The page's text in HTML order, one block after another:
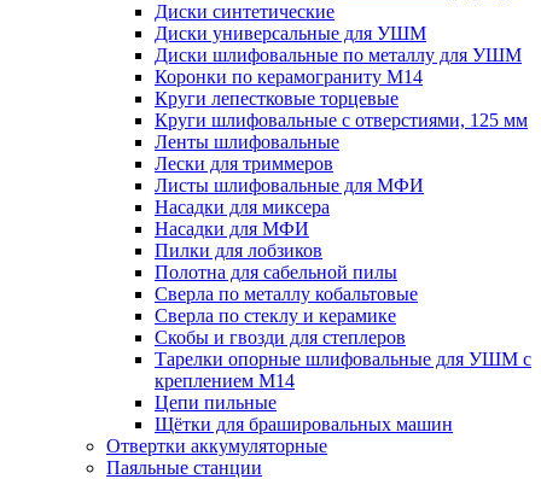
Диски синтетические
Диски универсальные для УШМ
Диски шлифовальные по металлу для УШМ
Коронки по керамограниту M14
Круги лепестковые торцевые
Круги шлифовальные с отверстиями, 125 мм
Ленты шлифовальные
Лески для триммеров
Листы шлифовальные для МФИ
Насадки для миксера
Насадки для МФИ
Пилки для лобзиков
Полотна для сабельной пилы
Сверла по металлу кобальтовые
Сверла по стеклу и керамике
Скобы и гвозди для степлеров
Тарелки опорные шлифовальные для УШМ с
креплением М14
Цепи пильные
Щётки для брашировальных машин
Отвертки аккумуляторные
Паяльные станции